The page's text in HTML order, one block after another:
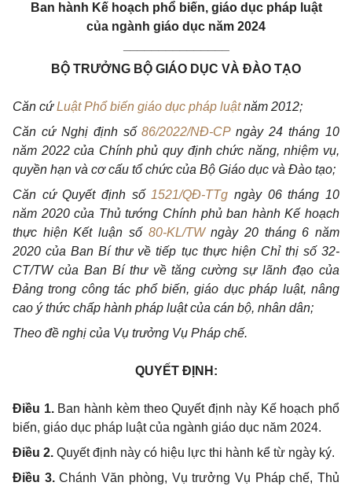
Ban hành Kế hoạch phổ biến, giáo dục pháp luật
của ngành giáo dục năm 2024
BỘ TRƯỞNG BỘ GIÁO DỤC VÀ ĐÀO TẠO
Căn cứLuật Phổ biến giáo dục pháp luậtnăm 2012;
Căn cứ Nghị định số86/2022/NĐ-CPngày 24 tháng 10
năm 2022 của Chính phủ quy định chức năng, nhiệm vụ,
quyền hạn và cơ cấu tổ chức của Bộ Giáo dục và Đào tạo;
Căn cứ Quyết định số 1521/QĐ-TTg ngày 06 tháng 10
năm 2020 của Thủ tướng Chính phủ ban hành Kế hoạch
thực hiện Kết luận số 80-KL/TWngày 20 tháng 6 năm
2020 của Ban Bí thư về tiếp tục thực hiện Chỉ thị số 32-
CT/TW của Ban Bí thư về tăng cường sự lãnh đạo của
Đảng trong công tác phổ biến, giáo dục pháp luật, nâng
cao ý thức chấp hành pháp luật của cán bộ, nhân dân;
Theo đề nghị của Vụ trưởng Vụ Pháp chế.
QUYẾT ĐỊNH:
Điều 1.Ban hành kèm theo Quyết định này Kế hoạch phổ
biến, giáo dục pháp luật của ngành giáo dục năm 2024.
Điều 2. Quyết định này có hiệu lực thi hành kể từ ngày ký.
Điều 3.Chánh Văn phòng, Vụ trưởng Vụ Pháp chế, Thủ